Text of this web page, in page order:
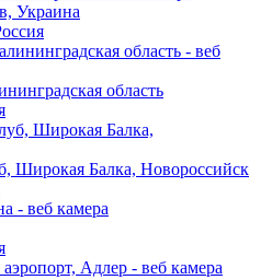
Украина
область
Широкая Балка, Новороссийск